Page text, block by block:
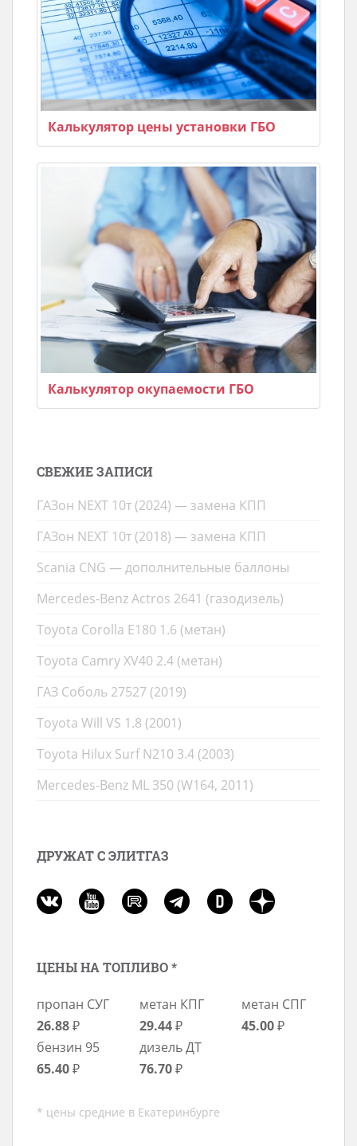
Калькулятор цены установки ГБО
Калькулятор окупаемости ГБО
СВЕЖИЕ ЗАПИСИ
ГАЗон NEXT 10т (2024) — замена КПП
ГАЗон NEXT 10т (2018) — замена КПП
Scania CNG — дополнительные баллоны
Mercedes-Benz Actros 2641 (газодизель)
Toyota Corolla E180 1.6 (метан)
Toyota Camry XV40 2.4 (метан)
ГАЗ Соболь 27527 (2019)
Toyota Will VS 1.8 (2001)
Toyota Hilux Surf N210 3.4 (2003)
Mercedes-Benz ML 350 (W164, 2011)
ДРУЖАТ С ЭЛИТГАЗ
ЦЕНЫ НА ТОПЛИВО *
пропан СУГ
26.88₽
метан КПГ
29.44₽
метан СПГ
45.00₽
бензин 95
65.40₽
дизель ДТ
76.70₽
* цены средние в Екатеринбурге